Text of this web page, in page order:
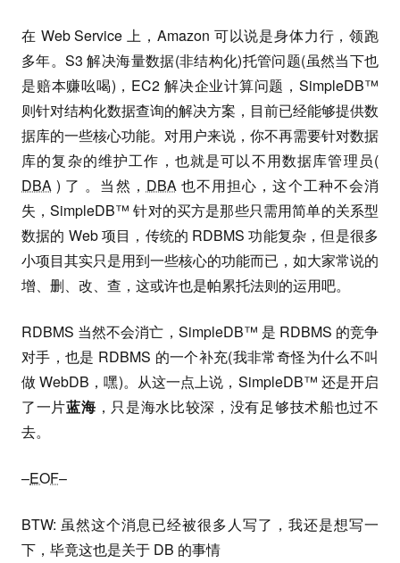
在 Web Service 上，Amazon 可以说是身体力行，领跑
多年。S3 解决海量数据(非结构化)托管问题(虽然当下也
是赔本赚吆喝)，EC2 解决企业计算问题，SimpleDB™
则针对结构化数据查询的解决方案，目前已经能够提供数
据库的一些核心功能。对用户来说，你不再需要针对数据
库的复杂的维护工作，也就是可以不用数据库管理员(
DBA ) 了 。当然， DBA也不用担心，这个工种不会消
失，SimpleDB™ 针对的买方是那些只需用简单的关系型
数据的 Web 项目，传统的 RDBMS 功能复杂，但是很多
小项目其实只是用到一些核心的功能而已，如大家常说的
增、删、改、查，这或许也是帕累托法则的运用吧。
RDBMS 当然不会消亡，SimpleDB™ 是 RDBMS 的竞争
对手，也是 RDBMS 的一个补充(我非常奇怪为什么不叫
做 WebDB，嘿)。从这一点上说，SimpleDB™ 还是开启
了一片蓝海 ，只是海水比较深，没有足够技术船也过不
去。
–EOF–
BTW: 虽然这个消息已经被很多人写了，我还是想写一
下，毕竟这也是关于 DB 的事情